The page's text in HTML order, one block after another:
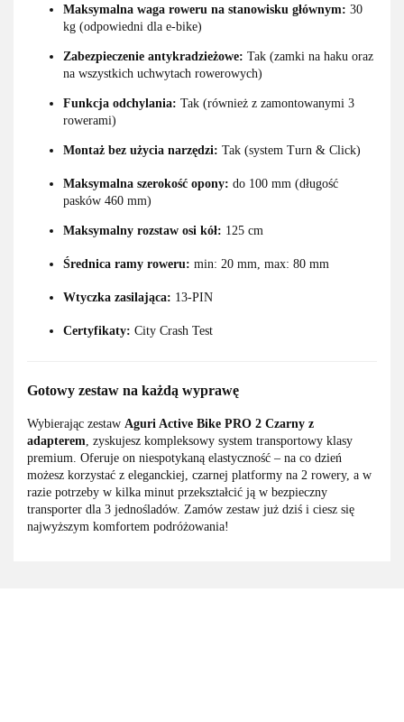
Maksymalna waga roweru na stanowisku głównym: 30
kg (odpowiedni dla e-bike)
Zabezpieczenie antykradzieżowe: Tak (zamki na haku oraz
na wszystkich uchwytach rowerowych)
Funkcja odchylania: Tak (również z zamontowanymi 3
rowerami)
Montaż bez użycia narzędzi: Tak (system Turn & Click)
Maksymalna szerokość opony: do 100 mm (długość
pasków 460 mm)
Maksymalny rozstaw osi kół: 125 cm
Średnica ramy roweru: min: 20 mm, max: 80 mm
Wtyczka zasilająca: 13-PIN
Certyfikaty: City Crash Test
Gotowy zestaw na każdą wyprawę
Wybierając zestaw Aguri Active Bike PRO 2 Czarny z
adapterem , zyskujesz kompleksowy system transportowy klasy
premium. Oferuje on niespotykaną elastyczność – na co dzień
możesz korzystać z eleganckiej, czarnej platformy na 2 rowery, a w
razie potrzeby w kilka minut przekształcić ją w bezpieczny
transporter dla 3 jednośladów. Zamów zestaw już dziś i ciesz się
najwyższym komfortem podróżowania!